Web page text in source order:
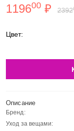
119600 ₽ 2392
Цвет:
Описание
Бренд:
Уход за вещами: